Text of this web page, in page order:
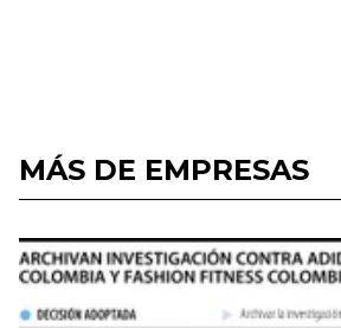
MÁS DE EMPRESAS